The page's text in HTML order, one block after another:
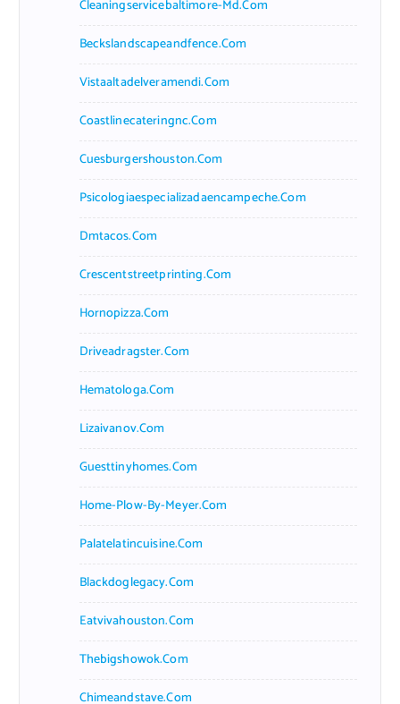
Cleaningservicebaltimore-Md.com
Beckslandscapeandfence.com
Vistaaltadelveramendi.com
Coastlinecateringnc.com
Cuesburgershouston.com
Psicologiaespecializadaencampeche.com
Dmtacos.com
Crescentstreetprinting.com
Hornopizza.com
Driveadragster.com
Hematologa.com
Lizaivanov.com
Guesttinyhomes.com
Home-Plow-By-Meyer.com
Palatelatincuisine.com
Blackdoglegacy.com
Eatvivahouston.com
Thebigshowok.com
Chimeandstave.com